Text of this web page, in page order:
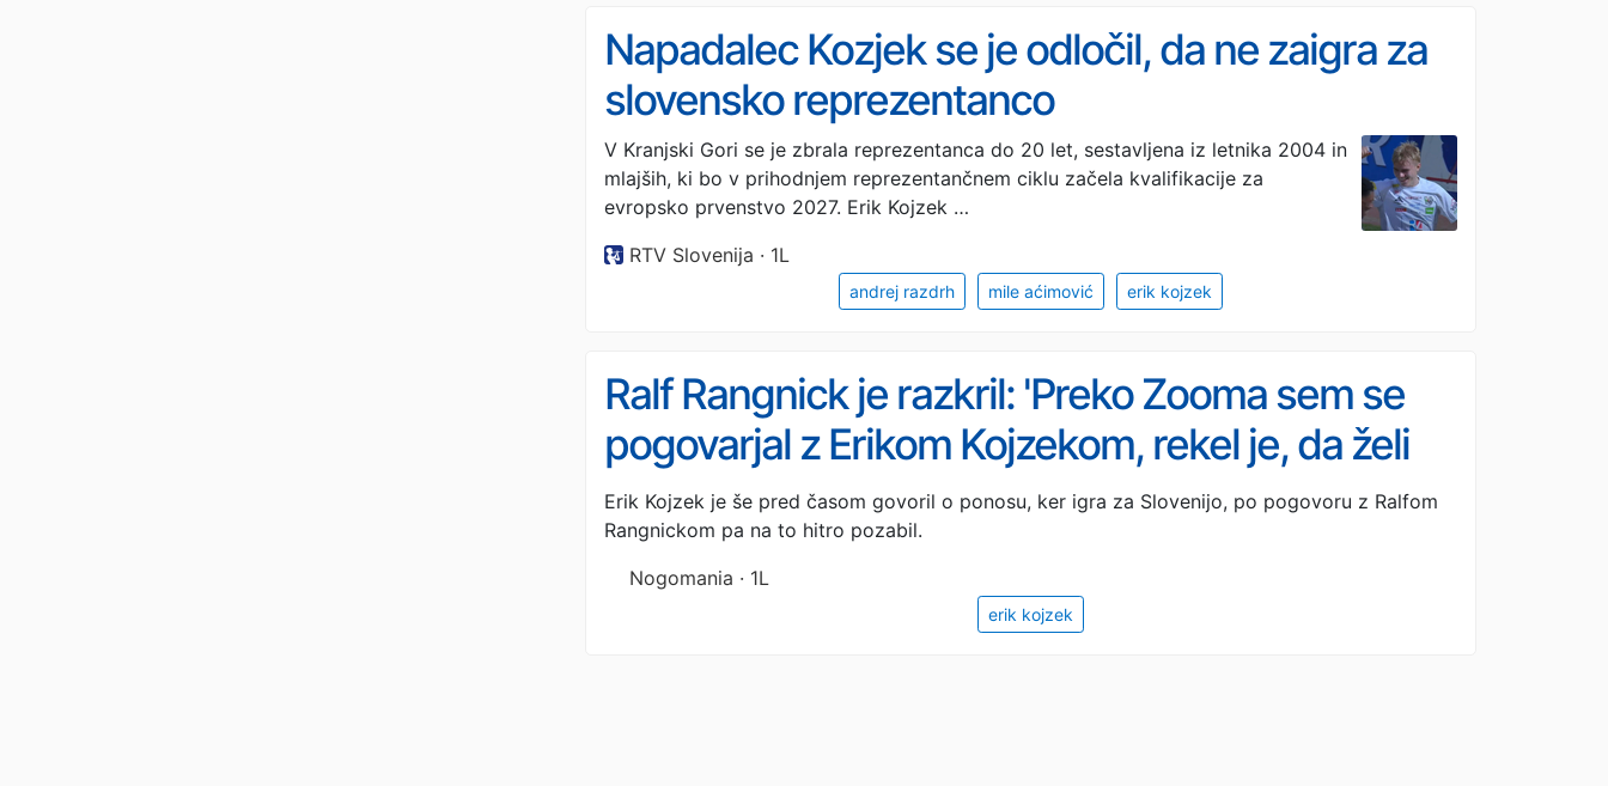
Napadalec Kozjek se je odločil, da ne zaigra za
slovensko reprezentanco
V Kranjski Gori se je zbrala reprezentanca do 20 let, sestavljena iz letnika 2004 in
mlajših, ki bo v prihodnjem reprezentančnem ciklu začela kvalifikacije za
evropsko prvenstvo 2027. Erik Kojzek …
RTV Slovenija · 1L
andrej razdrh mile aćimović erik kojzek
Ralf Rangnick je razkril: 'Preko Zooma sem se
pogovarjal z Erikom Kojzekom, rekel je, da želi
igrati za Avstrijo'
Erik Kojzek je še pred časom govoril o ponosu, ker igra za Slovenijo, po pogovoru z Ralfom
Rangnickom pa na to hitro pozabil.
Nogomania · 1L
erik kojzek